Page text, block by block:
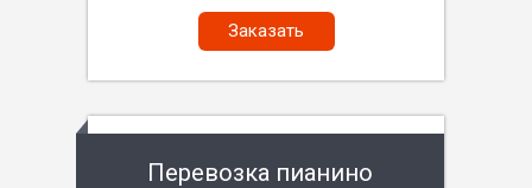
Заказать
Перевозка пианино